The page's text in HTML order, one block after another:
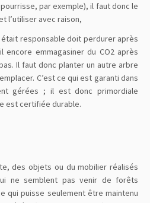
par exemple), il faut donc le
l’utiliser avec raison,
responsable doit perdurer après
encore emmagasiner du CO2 après
Il faut donc planter un autre arbre
C’est ce qui est garanti dans
gérées ; il est donc primordiale
est certifiée durable.
des objets ou du mobilier réalisés
ne semblent pas venir de forêts
qui puisse seulement être maintenu